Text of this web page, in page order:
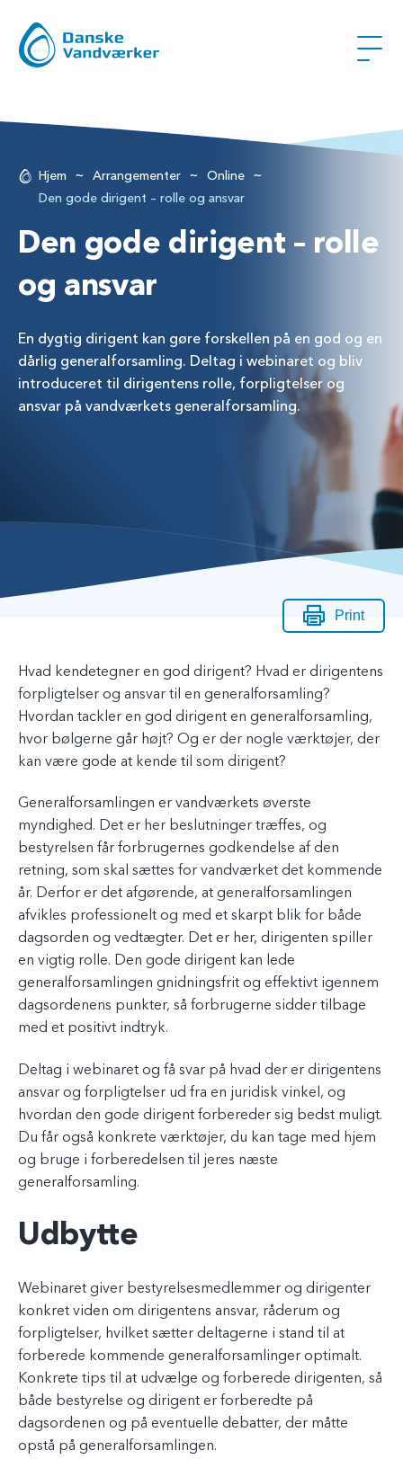
Hjem ~ Arrangementer ~ Online ~
Den gode dirigent – rolle og ansvar
Den gode dirigent – rolle
og ansvar
En dygtig dirigent kan gøre forskellen på en god og en
dårlig generalforsamling. Deltag i webinaret og bliv
introduceret til dirigentens rolle, forpligtelser og
ansvar på vandværkets generalforsamling.
Print
Hvad kendetegner en god dirigent? Hvad er dirigentens
forpligtelser og ansvar til en generalforsamling?
Hvordan tackler en god dirigent en generalforsamling,
hvor bølgerne går højt? Og er der nogle værktøjer, der
kan være gode at kende til som dirigent?
Generalforsamlingen er vandværkets øverste
myndighed. Det er her beslutninger træffes, og
bestyrelsen får forbrugernes godkendelse af den
retning, som skal sættes for vandværket det kommende
år. Derfor er det afgørende, at generalforsamlingen
afvikles professionelt og med et skarpt blik for både
dagsorden og vedtægter. Det er her, dirigenten spiller
en vigtig rolle. Den gode dirigent kan lede
generalforsamlingen gnidningsfrit og effektivt igennem
dagsordenens punkter, så forbrugerne sidder tilbage
med et positivt indtryk.
Deltag i webinaret og få svar på hvad der er dirigentens
ansvar og forpligtelser ud fra en juridisk vinkel, og
hvordan den gode dirigent forbereder sig bedst muligt.
Du får også konkrete værktøjer, du kan tage med hjem
og bruge i forberedelsen til jeres næste
generalforsamling.
Udbytte
Webinaret giver bestyrelsesmedlemmer og dirigenter
konkret viden om dirigentens ansvar, råderum og
forpligtelser, hvilket sætter deltagerne i stand til at
forberede kommende generalforsamlinger optimalt.
Konkrete tips til at udvælge og forberede dirigenten, så
både bestyrelse og dirigent er forberedte på
dagsordenen og på eventuelle debatter, der måtte
opstå på generalforsamlingen.